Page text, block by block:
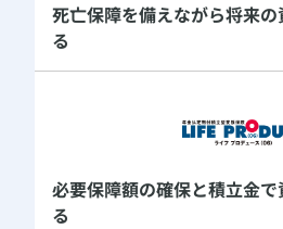
死亡保障を備えながら将来の
る
必要保障額の確保と積立金で
る